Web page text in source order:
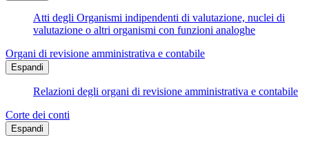
Atti degli Organismi indipendenti di valutazione, nuclei di
valutazione o altri organismi con funzioni analoghe
Organi di revisione amministrativa e contabile
Espandi
Relazioni degli organi di revisione amministrativa e contabile
Corte dei conti
Espandi